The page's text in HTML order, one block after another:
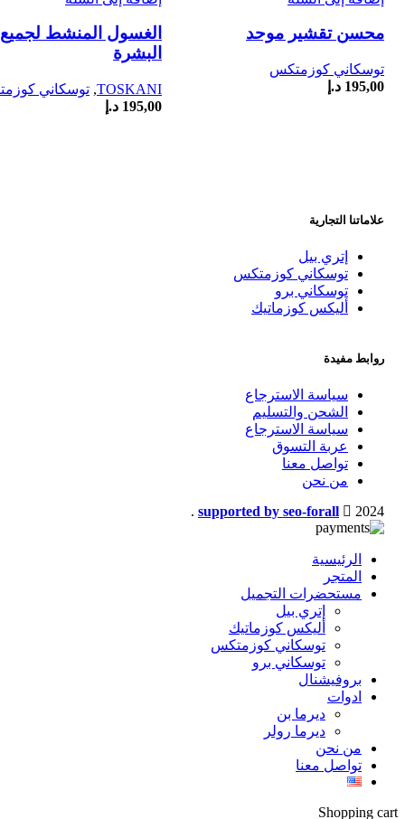
محسن تقشير موحد
توسكاني كوزمتكس
195,00 د.إ
الغسول المنشط لجميع
البشرة
TOSKANI
, توسكاني
195,00 د.إ
علاماتنا التجارية
إتري بيل
توسكاني كوزمتكس
توسكاني برو
أليكس كوزماتيك
روابط مفيدة
سياسة الاسترجاع
الشحن والتسليم
سياسة الاسترجاع
عربة التسوق
تواصل معنا
من نحن
supported by seo-forall
2024
.
الرئيسية
المتجر
مستحضرات التجميل
إتري بيل
أليكس كوزماتيك
توسكاني كوزمتكس
توسكاني برو
بروفيشنال
ادوات
ديرما بن
ديرما رولر
من نحن
تواصل معنا
Shopping cart